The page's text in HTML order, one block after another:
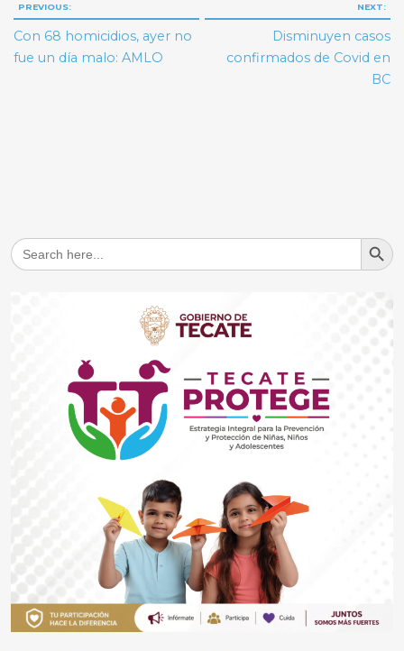
Navegación
de
entradas
PREVIOUS:
Con 68 homicidios, ayer no
fue un día malo: AMLO
NEXT:
Disminuyen casos
confirmados de Covid en
BC
Search
for:
Search